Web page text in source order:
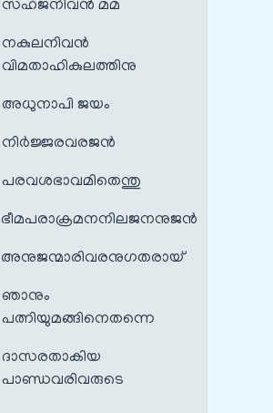
സഹജനിവന്‍ മമ
നകുലനിവന്‍
വിമതാഹികുലത്തിനു
അധുനാപി ജയം
നിര്‍ജ്ജരവരജന്‍
പരവശഭാവമിതെന്തു
ഭീമപരാക്രമനനിലജനനുജന്‍
അനുജന്മാരിവരനുഗതരായ്
ഞാനും
പത്നിയുമങ്ങിനെതന്നെ
ദാസരതാകിയ
പാണ്ഡവരിവരുടെ